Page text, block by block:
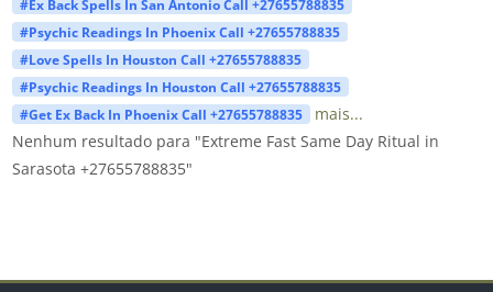
#Ex Back Spells In San Antonio Call +27655788835
#Psychic Readings In Phoenix Call +27655788835
#Love Spells In Houston Call +27655788835
#Psychic Readings In Houston Call +27655788835
#Get Ex Back In Phoenix Call +27655788835
mais...
Nenhum resultado para "Extreme Fast Same Day Ritual in
Sarasota +27655788835"